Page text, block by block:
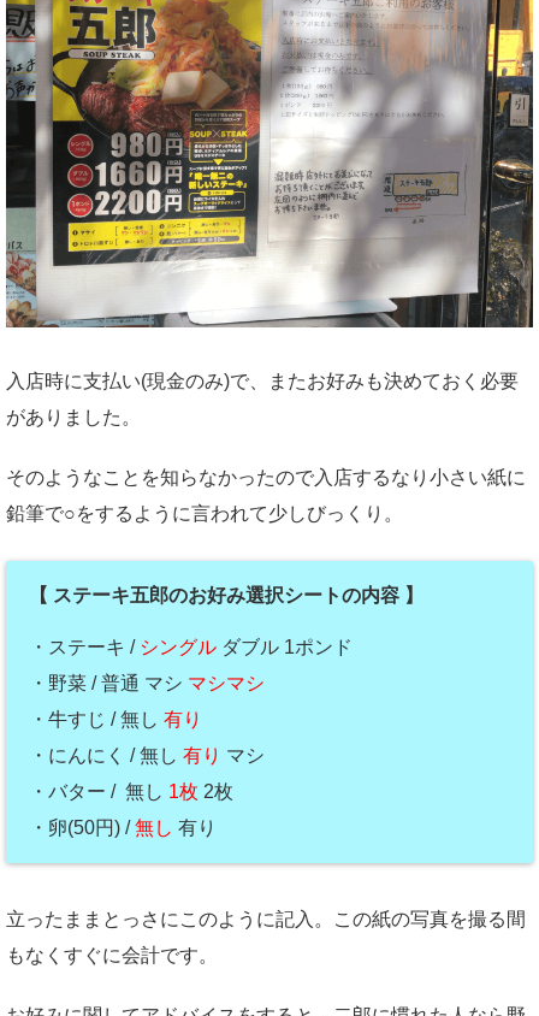
入店時に支払い(現金のみ)で、またお好みも決めておく必要
がありました。
そのようなことを知らなかったので入店するなり小さい紙に
鉛筆で○をするように言われて少しびっくり。
【 ステーキ五郎のお好み選択シートの内容 】
・ステーキ / シングルダブル 1ポンド
・野菜 / 普通 マシ マシマシ
・牛すじ / 無し 有り
・にんにく / 無し 有り マシ
・バター / 無し 1枚 2枚
・卵(50円) /無し 有り
立ったままとっさにこのように記入。この紙の写真を撮る間
もなくすぐに会計です。